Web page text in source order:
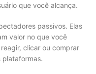
que você alcança.
passivos. Elas
valor no que você
clicar ou comprar
plataformas.